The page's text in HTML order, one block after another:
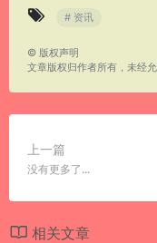
# 资讯
© 版权声明
文章版权归作者所有，未经允
上一篇
没有更多了...
相关文章